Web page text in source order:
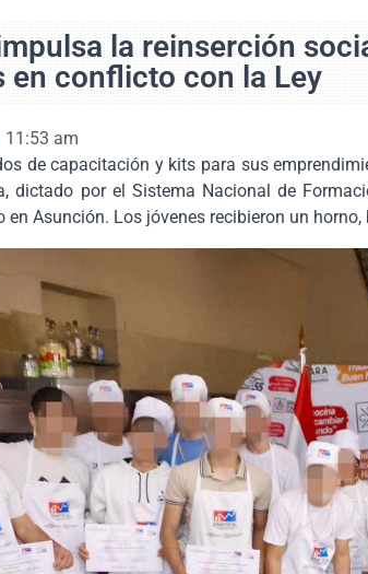
la reinserción
en conflicto con la Ley
11:53 am
de capacitación y kits para sus
dictado por el Sistema Nacional de
en Asunción. Los jóvenes recibieron un